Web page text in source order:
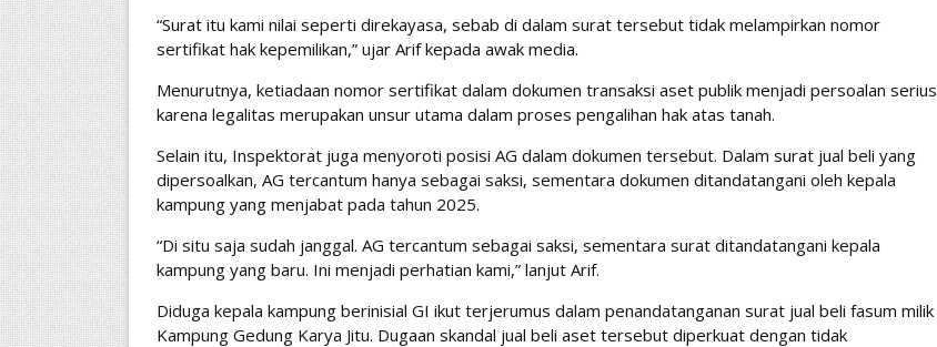
“Surat itu kami nilai seperti direkayasa, sebab di dalam surat tersebut tidak melampirkan nomor
sertifikat hak kepemilikan,” ujar Arif kepada awak media.
Menurutnya, ketiadaan nomor sertifikat dalam dokumen transaksi aset publik menjadi persoalan serius
karena legalitas merupakan unsur utama dalam proses pengalihan hak atas tanah.
Selain itu, Inspektorat juga menyoroti posisi AG dalam dokumen tersebut. Dalam surat jual beli yang
dipersoalkan, AG tercantum hanya sebagai saksi, sementara dokumen ditandatangani oleh kepala
kampung yang menjabat pada tahun 2025.
“Di situ saja sudah janggal. AG tercantum sebagai saksi, sementara surat ditandatangani kepala
kampung yang baru. Ini menjadi perhatian kami,” lanjut Arif.
Diduga kepala kampung berinisial GI ikut terjerumus dalam penandatanganan surat jual beli fasum milik
Kampung Gedung Karya Jitu. Dugaan skandal jual beli aset tersebut diperkuat dengan tidak